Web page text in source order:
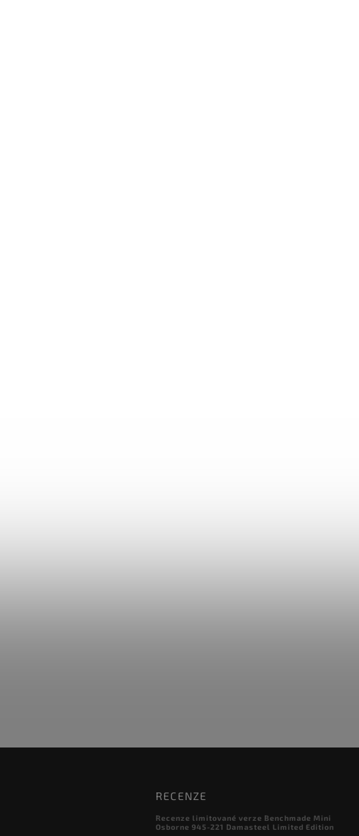
RECENZE
Recenze limitované verze Benchmade Mini
Osborne 945-221 Damasteel Limited Edition